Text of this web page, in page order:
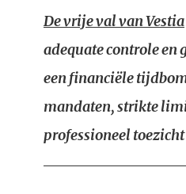
De vrije val van Vestia
adequate controle en
een financiële
mandaten, strikte
professioneel